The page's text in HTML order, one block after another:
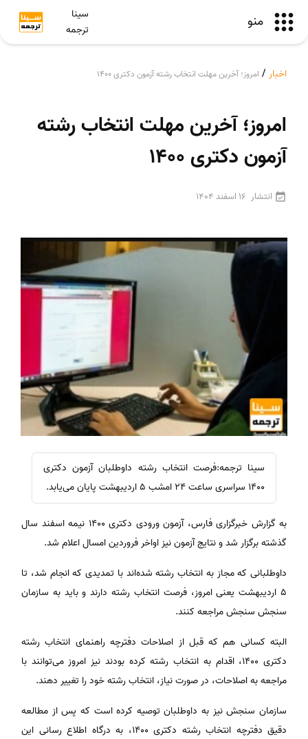
منو
سینا
ترجمه
اخبار / امروز؛ آخرین مهلت انتخاب رشته آزمون دکتری 1400
امروز؛ آخرین مهلت انتخاب رشته
آزمون دکتری 1400
انتشار 16 اسفند 1404
سینا ترجمه:فرصت انتخاب رشته داوطلبان آزمون دکتری
1400 سراسری ساعت 24 امشب 5 اردیبهشت پایان می‌یابد.
به گزارش خبرگزاری فارس، آزمون ورودی دکتری 1400 نیمه اسفند سال
گذشته برگزار شد و نتایج آزمون نیز اواخر فروردین امسال اعلام شد.
داوطلبانی که مجاز به انتخاب رشته شده‌اند با تمدیدی که انجام شد، تا
5 اردیبهشت یعنی امروز، فرصت انتخاب رشته دارند و باید به سازمان
سنجش سنجش مراجعه کنند.
البته کسانی هم که قبل از اصلاحات دفترچه راهنمای انتخاب رشته
دکتری 1400، اقدام به انتخاب رشته کرده بودند نیز امروز می‌توانند با
مراجعه به اصلاحات، در صورت نیاز، انتخاب رشته خود را تغییر دهند.
سازمان سنجش نیز به داوطلبان توصیه کرده است که پس از مطالعه
دقیق دفترچه انتخاب رشته دکتری 1400، به درگاه اطلاع رسانی این